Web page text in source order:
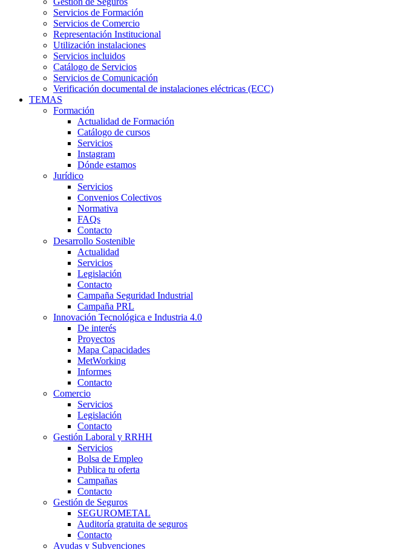
Servicios de Formación
Servicios de Comercio
Representación Institucional
Utilización instalaciones
Servicios incluidos
Catálogo de Servicios
Servicios de Comunicación
Verificación documental de instalaciones eléctricas (ECC)
TEMAS
Formación
Actualidad de Formación
Catálogo de cursos
Servicios
Instagram
Dónde estamos
Jurídico
Servicios
Convenios Colectivos
Normativa
FAQs
Contacto
Desarrollo Sostenible
Actualidad
Servicios
Legislación
Contacto
Campaña Seguridad Industrial
Campaña PRL
Innovación Tecnológica e Industria 4.0
De interés
Proyectos
Mapa Capacidades
MetWorking
Informes
Contacto
Comercio
Servicios
Legislación
Contacto
Gestión Laboral y RRHH
Servicios
Bolsa de Empleo
Publica tu oferta
Campañas
Contacto
Gestión de Seguros
SEGUROMETAL
Auditoría gratuita de seguros
Contacto
Ayudas y Subvenciones